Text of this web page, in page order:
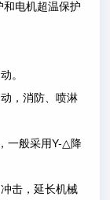
和电机超温保护
。
，消防、喷淋
一般采用Y-△ 降
击，延长机械